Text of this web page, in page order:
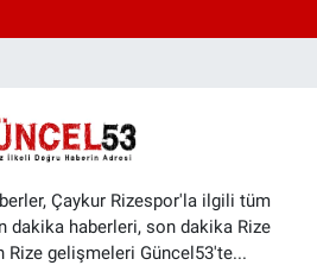
Çaykur Rizespor'la ilgili tüm
dakika haberleri, son dakika Rize
Rize gelişmeleri Güncel53'te...